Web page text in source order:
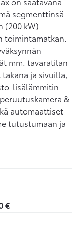
segmenttinsä
(200 kW)
toimintamatkan.
mm. tavaratilan
ja sivuilla,
lisälämmitin
&
automaattiset
tutustumaan ja
€